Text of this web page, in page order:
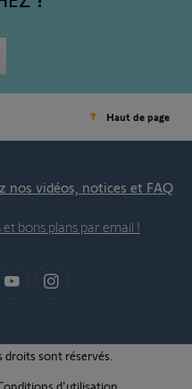
Haut de page
nos vidéos, notices et FAQ
bons plans par email !
sont réservés.
d'utilisation